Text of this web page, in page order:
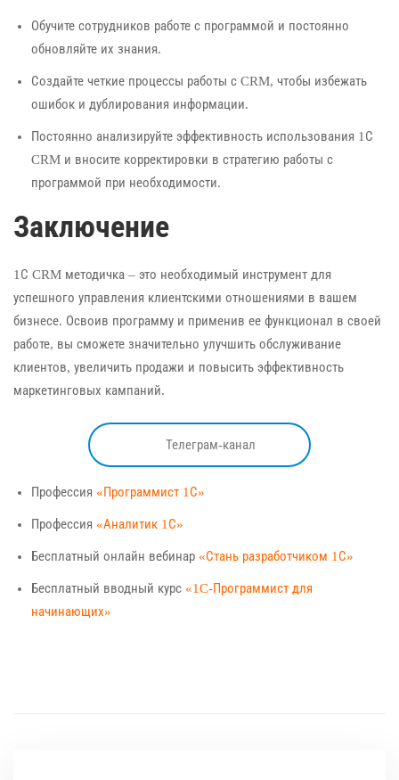
Обучите сотрудников работе с программой и постоянно
обновляйте их знания.
Создайте четкие процессы работы с CRM, чтобы избежать
ошибок и дублирования информации.
Постоянно анализируйте эффективность использования 1С
CRM и вносите корректировки в стратегию работы с
программой при необходимости.
Заключение
1С CRM методичка – это необходимый инструмент для
успешного управления клиентскими отношениями в вашем
бизнесе. Освоив программу и применив ее функционал в своей
работе, вы сможете значительно улучшить обслуживание
клиентов, увеличить продажи и повысить эффективность
маркетинговых кампаний.
Телеграм-канал
Профессия «Программист 1С»
Профессия «Аналитик 1С»
Бесплатный онлайн вебинар «Стань разработчиком 1С»
Бесплатный вводный курс «1C-Программист для
начинающих»